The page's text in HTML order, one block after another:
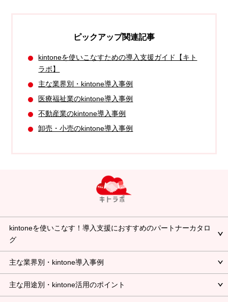
ピックアップ関連記事
kintoneを使いこなすための導入支援ガイド【キト
ラボ】
主な業界別・kintone導入事例
医療福祉業のkintone導入事例
不動産業のkintone導入事例
卸売・小売のkintone導入事例
kintoneを使いこなす！導入支援におすすめのパートナーカタロ
グ
主な業界別・kintone導入事例
主な用途別・kintone活用のポイント